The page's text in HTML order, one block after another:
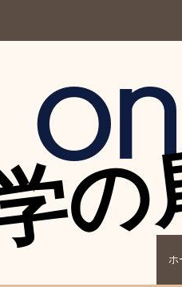
ホ